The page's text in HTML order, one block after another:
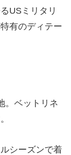
USミリタリ
有のディテー
。ベットリネ
シーズンで着